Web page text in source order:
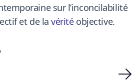
sur l’inconcilabilité
et de lavérité objective.